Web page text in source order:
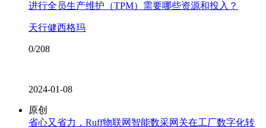
进行全员生产维护（TPM）需要哪些资源和投入？
天行健西格玛
0/208
2024-01-08
原创
省心又省力，Ruff物联网智能数采网关在工厂数字化转